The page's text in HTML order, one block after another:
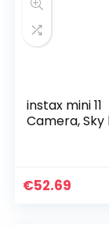
instax mini 11
Camera, Sky
€52.69